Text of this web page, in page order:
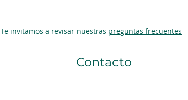
Te invitamos a revisar nuestras preguntas frecuentes
Contacto